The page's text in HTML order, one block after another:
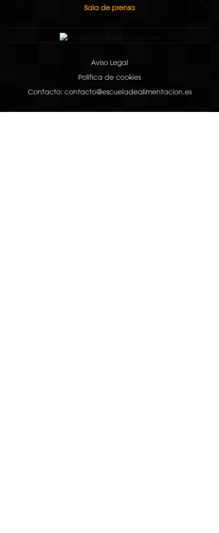
Sala de prensa
Aviso Legal
Política de cookies
Contacto: contacto@escueladealimentacion.es